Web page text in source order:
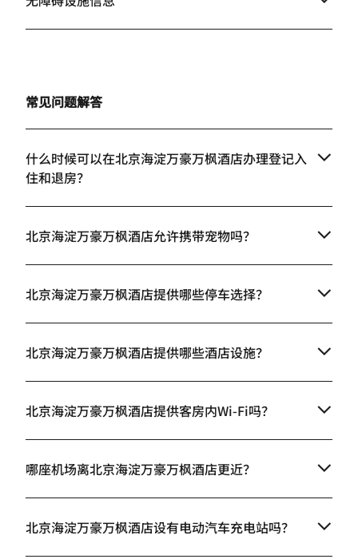
常见问题解答
什么时候可以在北京海淀万豪万枫酒店办理登记入
住和退房？
北京海淀万豪万枫酒店允许携带宠物吗？
北京海淀万豪万枫酒店提供哪些停车选择？
北京海淀万豪万枫酒店提供哪些酒店设施？
北京海淀万豪万枫酒店提供客房内Wi-Fi吗？
哪座机场离北京海淀万豪万枫酒店更近？
北京海淀万豪万枫酒店设有电动汽车充电站吗？